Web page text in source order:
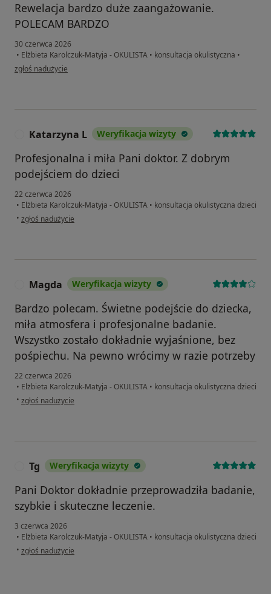
Rewelacja bardzo duże zaangażowanie.
POLECAM BARDZO
30 czerwca 2026
• Elżbieta Karolczuk-Matyja - OKULISTA • konsultacja okulistyczna •
w opinii użytkownika DO
zgłoś nadużycie
Katarzyna L Weryfikacja wizyty
Profesjonalna i miła Pani doktor. Z dobrym
podejściem do dzieci
22 czerwca 2026
• Elżbieta Karolczuk-Matyja - OKULISTA • konsultacja okulistyczna dzieci
• w opinii użytkownika Katarzyna L
zgłoś nadużycie
Magda Weryfikacja wizyty
Bardzo polecam. Świetne podejście do dziecka,
miła atmosfera i profesjonalne badanie.
Wszystko zostało dokładnie wyjaśnione, bez
pośpiechu. Na pewno wrócimy w razie potrzeby
22 czerwca 2026
• Elżbieta Karolczuk-Matyja - OKULISTA • konsultacja okulistyczna dzieci
• w opinii użytkownika Magda
zgłoś nadużycie
Tg Weryfikacja wizyty
Pani Doktor dokładnie przeprowadziła badanie,
szybkie i skuteczne leczenie.
3 czerwca 2026
• Elżbieta Karolczuk-Matyja - OKULISTA • konsultacja okulistyczna dzieci
• w opinii użytkownika Tg
zgłoś nadużycie